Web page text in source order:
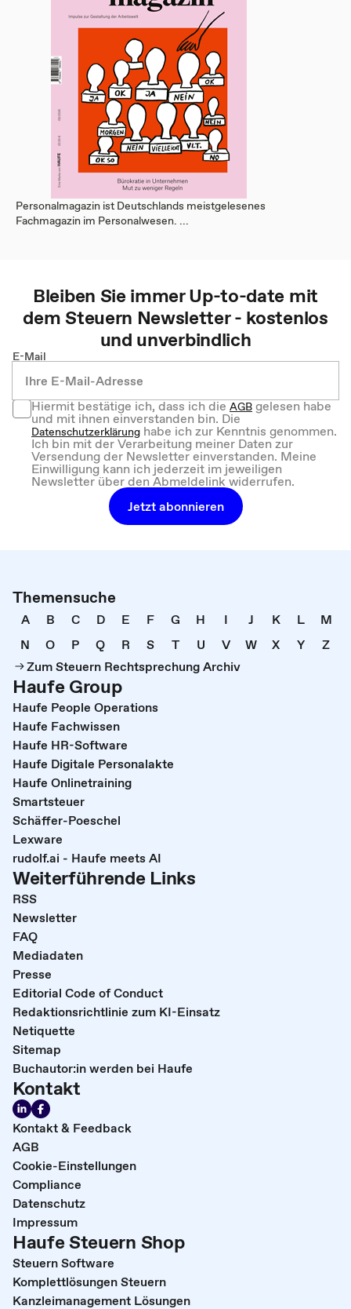
Personalmagazin ist Deutschlands meistgelesenes
Fachmagazin im Personalwesen. ...
Bleiben Sie immer Up-to-date mit
demSteuern Newsletter - kostenlos
und unverbindlich
E-Mail
Hiermit bestätige ich, dass ich dieAGBgelesen habe
und mit ihnen einverstanden bin. Die
Datenschutzerklärung habe ich zur Kenntnis genommen.
Ich bin mit der Verarbeitung meiner Daten zur
Versendung der Newsletter einverstanden. Meine
Einwilligung kann ich jederzeit im jeweiligen
Newsletter über den Abmeldelink widerrufen.
Jetzt abonnieren
Themensuche
A B C D E F G H I J K L
M
N
O P Q R S T U V W X Y
Z
Zum Steuern Rechtsprechung Archiv
Haufe Group
Haufe People Operations
Haufe Fachwissen
Haufe HR-Software
Haufe Digitale Personalakte
Haufe Onlinetraining
Smartsteuer
Schäffer-Poeschel
Lexware
rudolf.ai - Haufe meets AI
Weiterführende Links
RSS
Newsletter
FAQ
Mediadaten
Presse
Editorial Code of Conduct
Redaktionsrichtlinie zum KI-Einsatz
Netiquette
Sitemap
Buchautor:in werden bei Haufe
Kontakt
Kontakt & Feedback
AGB
Cookie-Einstellungen
Compliance
Datenschutz
Impressum
Haufe Steuern Shop
Steuern Software
Komplettlösungen Steuern
Kanzleimanagement Lösungen